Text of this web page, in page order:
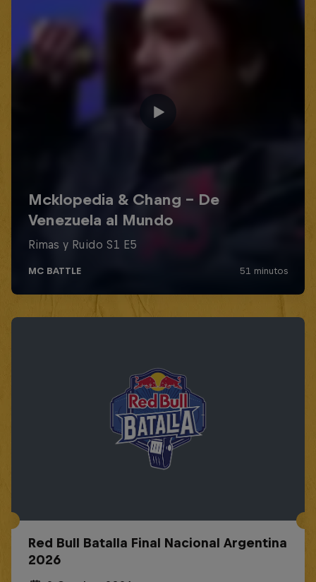
Red Bull Batalla Final Nacional Argentina
2026